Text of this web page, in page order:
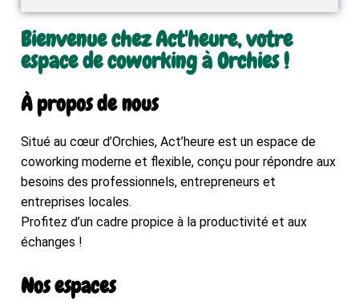
Bienvenue chez Act'heure, votre
espace de coworking à Orchies !
À propos de nous
Situé au cœur d’Orchies, Act’heure est un espace de
coworking moderne et flexible, conçu pour répondre aux
besoins des professionnels, entrepreneurs et
entreprises locales.
Profitez d’un cadre propice à la productivité et aux
échanges !
Nos espaces